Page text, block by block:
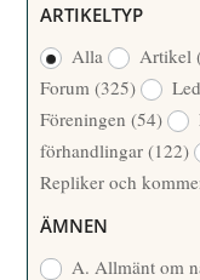
/
Å
R
R
F
A
T
T
A
R
ARTIKELTYP
Alla
Artikel
Forum(325)
Föreningen(54)
förhandlingar(122)
Repliker och
ÄMNEN
A. Allmänt om